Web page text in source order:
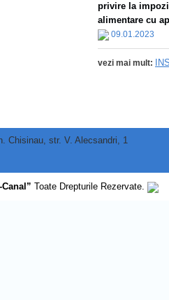
privire la
alimentare cu
09.01.2023
vezi mai mult:
Chisinau, str. V. Alecsandri, 1
Toate Drepturile Rezervate.